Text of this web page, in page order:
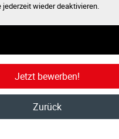
jederzeit wieder deaktivieren.
Jetzt bewerben!
Zurück